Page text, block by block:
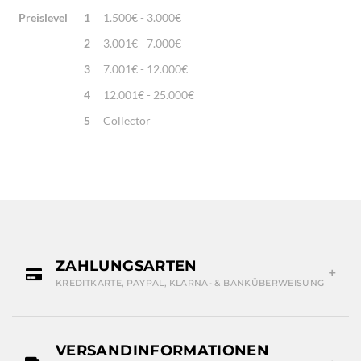
Preislevel
1
1.500€ - 3.000€
2
3.001€ - 7.000€
3
7.001€ - 12.000€
4
12.001€ - 25.000€
5
Collector
ZAHLUNGSARTEN
KREDITKARTE, PAYPAL, KLARNA- & BANKÜBERWEISUNG
VERSANDINFORMATIONEN